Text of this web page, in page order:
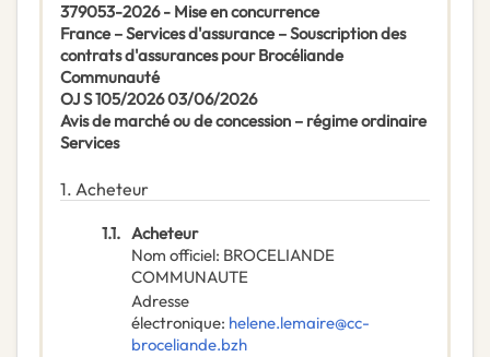
379053-2026 - Mise en concurrence
France – Services d'assurance – Souscription des
contrats d'assurances pour Brocéliande
Communauté
OJ S 105/2026 03/06/2026
Avis de marché ou de concession – régime ordinaire
Services
1. Acheteur
1.1. Acheteur
Nom officiel: BROCELIANDE
COMMUNAUTE
Adresse
électronique: helene.lemaire@cc-
broceliande.bzh